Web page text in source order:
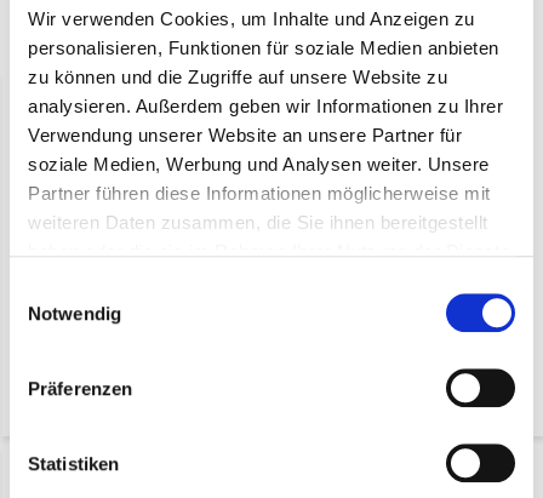
Wir verwenden Cookies, um Inhalte und Anzeigen zu
personalisieren, Funktionen für soziale Medien anbieten
zu können und die Zugriffe auf unsere Website zu
analysieren. Außerdem geben wir Informationen zu Ihrer
Verwendung unserer Website an unsere Partner für
soziale Medien, Werbung und Analysen weiter. Unsere
Partner führen diese Informationen möglicherweise mit
weiteren Daten zusammen, die Sie ihnen bereitgestellt
Notwendig
Präferenzen
Statistiken
Ergänzende Produkte
(100 Gramm) pro 5 Stück
Flowpacked
€ 8,75*
Fuet Natur (100 Gramm)
pro 5 Stück Flowpacked